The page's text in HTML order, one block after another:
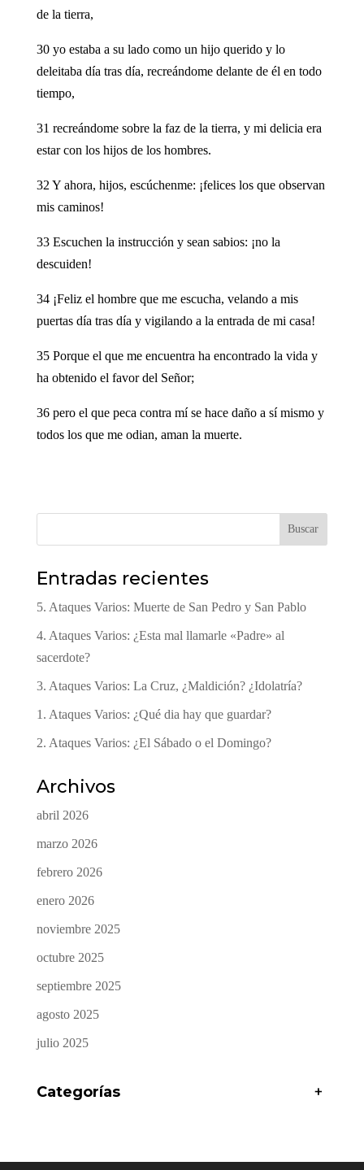
de la tierra,
30 yo estaba a su lado como un hijo querido y lo
deleitaba día tras día, recreándome delante de él en todo
tiempo,
31 recreándome sobre la faz de la tierra, y mi delicia era
estar con los hijos de los hombres.
32 Y ahora, hijos, escúchenme: ¡felices los que observan
mis caminos!
33 Escuchen la instrucción y sean sabios: ¡no la
descuiden!
34 ¡Feliz el hombre que me escucha, velando a mis
puertas día tras día y vigilando a la entrada de mi casa!
35 Porque el que me encuentra ha encontrado la vida y
ha obtenido el favor del Señor;
36 pero el que peca contra mí se hace daño a sí mismo y
todos los que me odian, aman la muerte.
Buscar
Entradas recientes
5. Ataques Varios: Muerte de San Pedro y San Pablo
4. Ataques Varios: ¿Esta mal llamarle «Padre» al
sacerdote?
3. Ataques Varios: La Cruz, ¿Maldición? ¿Idolatría?
1. Ataques Varios: ¿Qué dia hay que guardar?
2. Ataques Varios: ¿El Sábado o el Domingo?
Archivos
abril 2026
marzo 2026
febrero 2026
enero 2026
noviembre 2025
octubre 2025
septiembre 2025
agosto 2025
julio 2025
Categorías +